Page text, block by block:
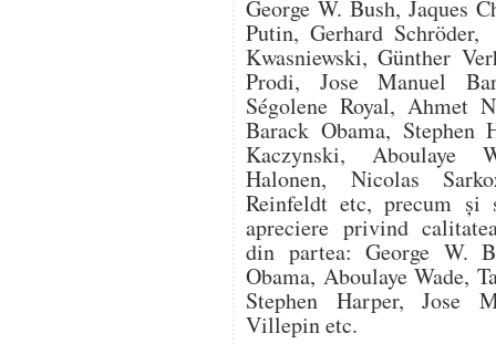
George W. Bush, Jaques
Putin, Gerhard
Kwasniewski, Günther
Prodi, Jose Manuel
Ségolene Royal, Ahmet
Barack Obama, Stephen
Kaczynski, Aboulaye
Halonen, Nicolas
Reinfeldt etc, precum şi
apreciere privind
din partea: George W.
Obama, Aboulaye Wade,
Stephen Harper, Jose
Villepin etc.